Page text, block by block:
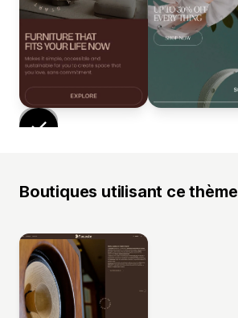
Boutiques utilisant ce thème